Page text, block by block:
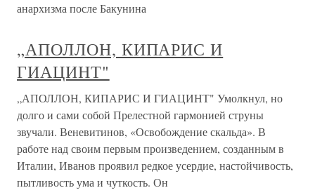
анархизма после Бакунина
„АПОЛЛОН, КИПАРИС И
ГИАЦИНТ"
„АПОЛЛОН, КИПАРИС И ГИАЦИНТ" Умолкнул, но
долго и сами собой Прелестной гармонией струны
звучали. Веневитинов, «Освобождение скальда». В
работе над своим первым произведением, созданным в
Италии, Иванов проявил редкое усердие, настойчивость,
пытливость ума и чуткость. Он